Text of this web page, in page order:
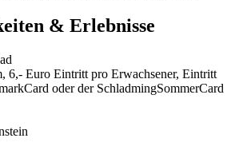
& Erlebnisse
6,- Euro Eintritt pro Erwachsener, Eintritt
oder der SchladmingSommerCard